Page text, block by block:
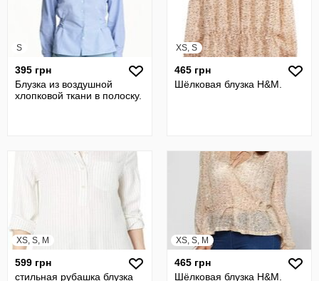
S
395 грн
Блузка из воздушной
хлопковой ткани в полоску.
XS, S
465 грн
Шёлковая блузка H&M.
XS, S, M
599 грн
стильная рубашка блузка
XS, S, M
465 грн
Шёлковая блузка H&M.